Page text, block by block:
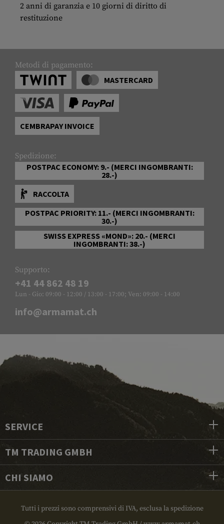
2 anni di garanzia e 10 giorni di diritto di
restituzione
Metodi di pagamento:
MASTERCARD
CEMBRAPAY INVOICE
Spedizione:
POSTPAC ECONOMY: 9.- (MERCI INGOMBRANTI:
28.-)
RACCOLTA
POSTPAC PRIORITY: 11.- (MERCI INGOMBRANTI:
30.-)
SWISS EXPRESS «MOND»: 20.- (MERCI
INGOMBRANTI: 38.-)
Supporto:
+41 44 862 48 19
Lun - Gio: 09:00 - 12:00 / 13:00 - 17:00; Ven: 09:00 - 14:00
info@armamat.ch
SERVICE
TM TRADING GMBH
CHI SIAMO
Tutti i prezzi sono comprensivi di IVA, esclusa la spedizione